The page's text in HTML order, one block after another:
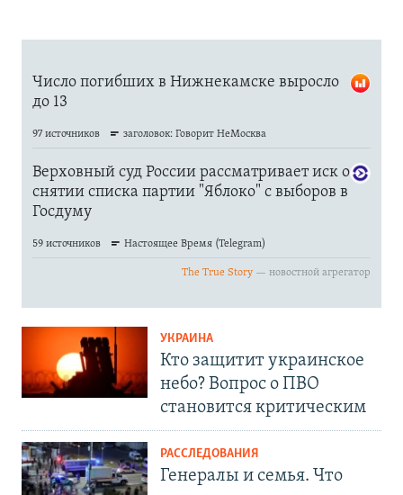
УКРАИНА
Кто защитит украинское
небо? Вопрос о ПВО
становится критическим
РАССЛЕДОВАНИЯ
Генералы и семья. Что